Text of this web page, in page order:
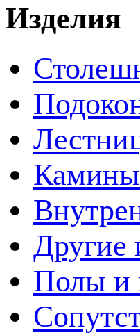
Изделия
Другие
Полы и